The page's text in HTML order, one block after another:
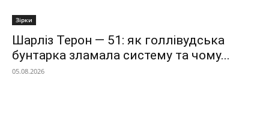
Зірки
Шарліз Терон — 51: як голлівудська
бунтарка зламала систему та чому...
05.08.2026